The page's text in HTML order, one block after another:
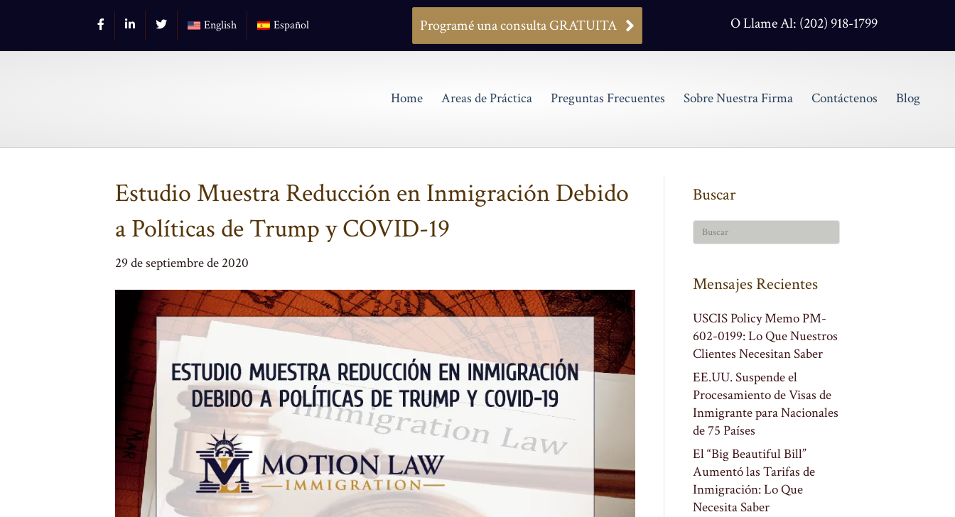
English Español Programé una consulta GRATUITA O Llame Al: (202) 918-1799
Home Areas de Práctica Preguntas Frecuentes Sobre Nuestra Firma Contáctenos Blog
Estudio Muestra Reducción en Inmigración Debido
a Políticas de Trump y COVID-19
29 de septiembre de 2020
Buscar
Mensajes Recientes
USCIS Policy Memo PM-
602-0199: Lo Que Nuestros
Clientes Necesitan Saber
EE.UU. Suspende el
Procesamiento de Visas de
Inmigrante para Nacionales
de 75 Países
El “Big Beautiful Bill”
Aumentó las Tarifas de
Inmigración: Lo Que
Necesita Saber